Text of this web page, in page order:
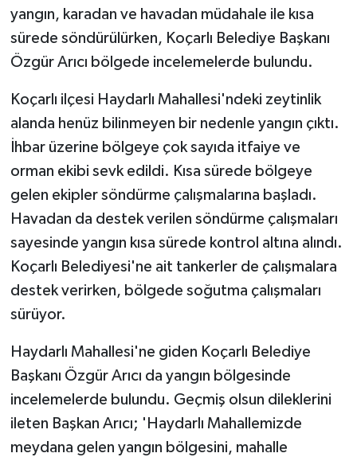
yangın, karadan ve havadan müdahale ile kısa
sürede söndürülürken, Koçarlı Belediye Başkanı
Özgür Arıcı bölgede incelemelerde bulundu.
Koçarlı ilçesi Haydarlı Mahallesi'ndeki zeytinlik
alanda henüz bilinmeyen bir nedenle yangın çıktı.
İhbar üzerine bölgeye çok sayıda itfaiye ve
orman ekibi sevk edildi. Kısa sürede bölgeye
gelen ekipler söndürme çalışmalarına başladı.
Havadan da destek verilen söndürme çalışmaları
sayesinde yangın kısa sürede kontrol altına alındı.
Koçarlı Belediyesi'ne ait tankerler de çalışmalara
destek verirken, bölgede soğutma çalışmaları
sürüyor.
Haydarlı Mahallesi'ne giden Koçarlı Belediye
Başkanı Özgür Arıcı da yangın bölgesinde
incelemelerde bulundu. Geçmiş olsun dileklerini
ileten Başkan Arıcı; 'Haydarlı Mahallemizde
meydana gelen yangın bölgesini, mahalle